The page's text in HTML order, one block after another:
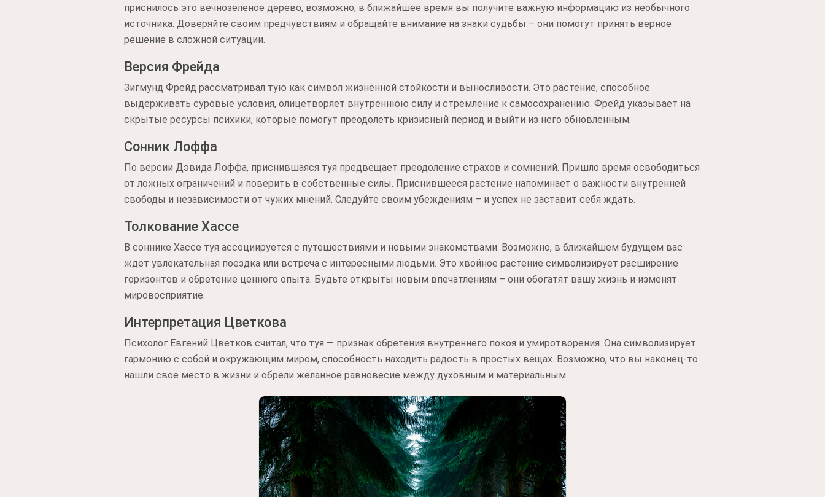
приснилось это вечнозеленое дерево, возможно, в ближайшее время вы получите важную информацию из необычного
источника. Доверяйте своим предчувствиям и обращайте внимание на знаки судьбы – они помогут принять верное
решение в сложной ситуации.
Версия Фрейда
Зигмунд Фрейд рассматривал тую как символ жизненной стойкости и выносливости. Это растение, способное
выдерживать суровые условия, олицетворяет внутреннюю силу и стремление к самосохранению. Фрейд указывает на
скрытые ресурсы психики, которые помогут преодолеть кризисный период и выйти из него обновленным.
Сонник Лоффа
По версии Дэвида Лоффа, приснившаяся туя предвещает преодоление страхов и сомнений. Пришло время освободиться
от ложных ограничений и поверить в собственные силы. Приснившееся растение напоминает о важности внутренней
свободы и независимости от чужих мнений. Следуйте своим убеждениям – и успех не заставит себя ждать.
Толкование Хассе
В соннике Хассе туя ассоциируется с путешествиями и новыми знакомствами. Возможно, в ближайшем будущем вас
ждет увлекательная поездка или встреча с интересными людьми. Это хвойное растение символизирует расширение
горизонтов и обретение ценного опыта. Будьте открыты новым впечатлениям – они обогатят вашу жизнь и изменят
мировосприятие.
Интерпретация Цветкова
Психолог Евгений Цветков считал, что туя — признак обретения внутреннего покоя и умиротворения. Она символизирует
гармонию с собой и окружающим миром, способность находить радость в простых вещах. Возможно, что вы наконец-то
нашли свое место в жизни и обрели желанное равновесие между духовным и материальным.